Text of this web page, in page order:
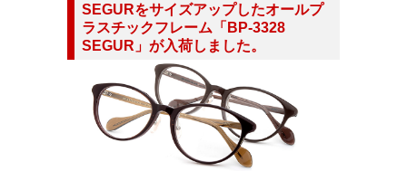
SEGURをサイズアップしたオールプ
ラスチックフレーム「BP-3328
SEGUR」が入荷しました。